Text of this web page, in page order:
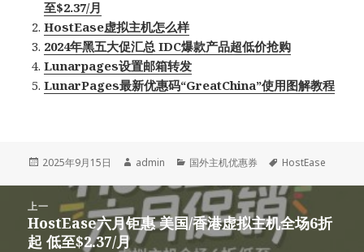
至$2.37/月
HostEase虚拟主机怎么样
2024年黑五大促汇总 IDC爆款产品超低价抢购
Lunarpages设置邮箱转发
LunarPages最新优惠码“GreatChina”使用图解教程
发
2025年9月15日
作
admin
分
国外主机优惠券
标
HostEase
上一
上
篇
HostEase六月钜惠 美国/香港虚拟主机全场6折
起 低至$2.37/月